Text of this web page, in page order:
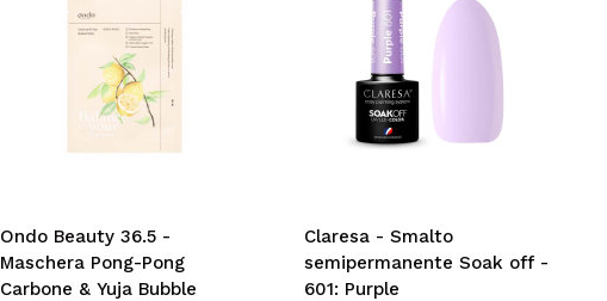
Ondo Beauty 36.5 -
Maschera Pong-Pong
Carbone & Yuja Bubble
Claresa - Smalto
semipermanente Soak off -
601: Purple